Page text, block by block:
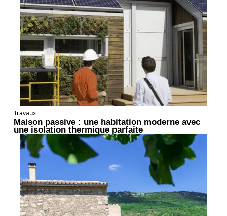
Travaux
Maison passive : une habitation moderne avec
une isolation thermique parfaite